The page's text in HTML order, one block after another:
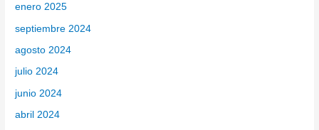
enero 2025
septiembre 2024
agosto 2024
julio 2024
junio 2024
abril 2024